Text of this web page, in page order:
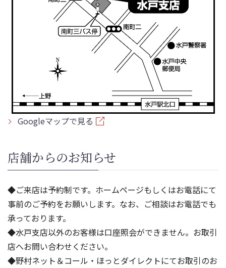
Googleマップで見る
店舗からのお知らせ
◆ご来店は予約制です。ホームページもしくはお電話にて
事前のご予約をお願いします。なお、ご相談はお電話でも
承っております。
◆水戸支店以外のお客様は口座照会ができません。お取引
店へお問い合わせください。
◆野村ネット＆コール・ほっとダイレクトにてお取引のお